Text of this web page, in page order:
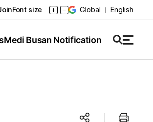
Font size Global English
Medi Busan Notification